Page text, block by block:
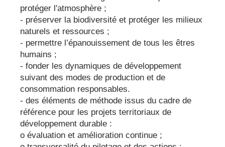
protéger l'atmosphère ;
- préserver la biodiversité et protéger les milieux
naturels et ressources ;
- permettre l’épanouissement de tous les êtres
humains ;
- fonder les dynamiques de développement
suivant des modes de production et de
consommation responsables.
- des éléments de méthode issus du cadre de
référence pour les projets territoriaux de
développement durable :
o évaluation et amélioration continue ;